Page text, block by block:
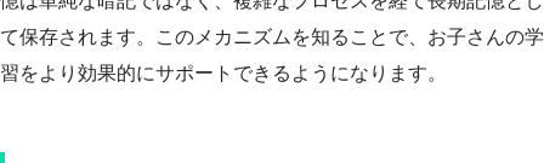
て保存されます。このメカニズムを知ることで、お子さんの学
習をより効果的にサポートできるようになります。